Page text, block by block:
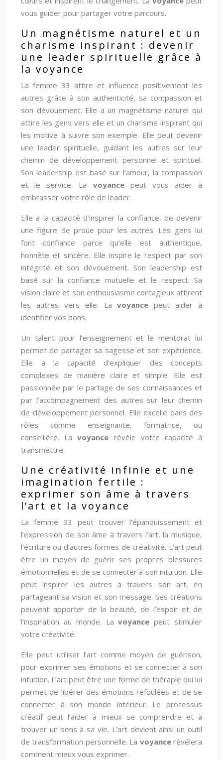
vous guider pour partager votre parcours.
Un magnétisme naturel et un
charisme inspirant : devenir
une leader spirituelle grâce à
la voyance
La femme 33 attire et influence positivement les
autres grâce à son authenticité, sa compassion et
son dévouement. Elle a un magnétisme naturel qui
attire les gens vers elle et un charisme inspirant qui
les motive à suivre son exemple. Elle peut devenir
une leader spirituelle, guidant les autres sur leur
chemin de développement personnel et spirituel.
Son leadership est basé sur l’amour, la compassion
et le service. La voyance peut vous aider à
embrasser votre rôle de leader.
Elle a la capacité d’inspirer la confiance, de devenir
une figure de proue pour les autres. Les gens lui
font confiance parce qu’elle est authentique,
honnête et sincère. Elle inspire le respect par son
intégrité et son dévouement. Son leadership est
basé sur la confiance mutuelle et le respect. Sa
vision claire et son enthousiasme contagieux attirent
les autres vers elle. Lavoyancepeut aider à
identifier vos dons.
Un talent pour l’enseignement et le mentorat lui
permet de partager sa sagesse et son expérience.
Elle a la capacité d’expliquer des concepts
complexes de manière claire et simple. Elle est
passionnée par le partage de ses connaissances et
par l’accompagnement des autres sur leur chemin
de développement personnel. Elle excelle dans des
rôles comme enseignante, formatrice, ou
conseillère. Lavoyance révèle votre capacité à
transmettre.
Une créativité infinie et une
imagination fertile :
exprimer son âme à travers
l’art et la voyance
La femme 33 peut trouver l’épanouissement et
l’expression de son âme à travers l’art, la musique,
l’écriture ou d’autres formes de créativité. L’art peut
être un moyen de guérir ses propres blessures
émotionnelles et de se connecter à son intuition. Elle
peut inspirer les autres à travers son art, en
partageant sa vision et son message. Ses créations
peuvent apporter de la beauté, de l’espoir et de
l’inspiration au monde. Lavoyancepeut stimuler
votre créativité.
Elle peut utiliser l’art comme moyen de guérison,
pour exprimer ses émotions et se connecter à son
intuition. L’art peut être une forme de thérapie qui lui
permet de libérer des émotions refoulées et de se
connecter à son monde intérieur. Le processus
créatif peut l’aider à mieux se comprendre et à
trouver un sens à sa vie. L’art devient ainsi un outil
de transformation personnelle. La voyancerévélera
comment mieux vous exprimer.